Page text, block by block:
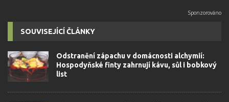
SOUVISEJÍCÍ ČLÁNKY
Odstranění zápachu v domácnosti alchymií:
Hospodyňské finty zahrnují kávu, sůl i bobkový
list